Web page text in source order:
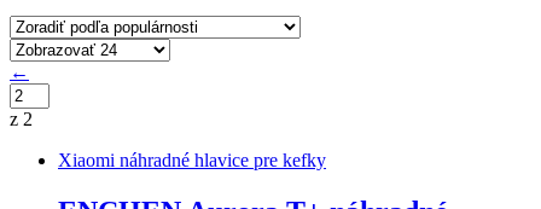
←
z 2
Xiaomi náhradné hlavice pre kefky